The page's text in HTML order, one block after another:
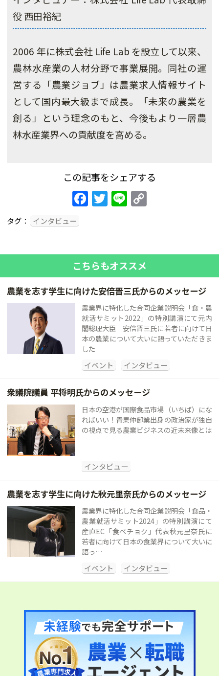
役 西田裕紀
2006 年に株式会社 Life Lab を設立して以来、
農林水産業の人材分野で事業展開。同社の運
営する「農業ジョブ」は農業求人情報サイト
として国内最大級まで成長。「未来の農業を
創る」という理念のもと、今後もより一層農
林水産業界への貢献度を高める。
この記事をシェアする
Facebook
Twitter
Line
タグ： インタビュー
こちらもオススメ
農業を志す学生に向けた安倍晋三氏からのメッセージ
農業界に特化した合同企業説明会「食・農
就活サミット2022」の特別講演にて元内
閣総理大臣 安倍晋三氏に若者に向けて日
本の農業について大いに語っていただきま
した
イベント インタビュー
衆議院議員 平将明氏からのメッセージ
日本の空港が国際食品市場（いちば）にな
ればいい！青果仲卸業出身の政治家が独自
の視点で見る農業ビジネスの近未来像とは
インタビュー
農業を志す学生に向けた秋元里奈氏からのメッセージ
農業界に特化した合同企業説明会「食品・
農業就活サミット2024」の特別講演にて
産直EC「食べチョク」代表秋元里奈氏に
若者に向けて日本の食業界について大いに
語っ…
イベント インタビュー